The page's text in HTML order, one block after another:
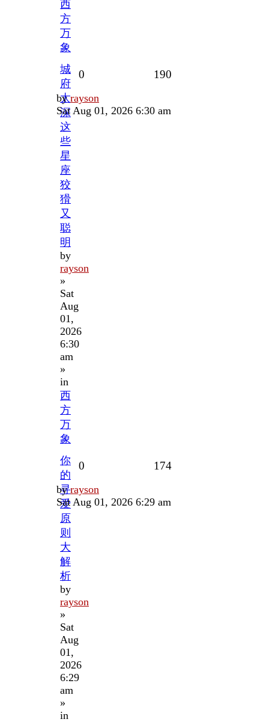
西
方
万
象
城
府
太
深
这
些
星
座
狡
猾
又
聪
明
by
rayson
»
Sat
Aug
01,
2026
6:30
am
»
in
西
方
万
象
0 190
Last
post
byrayson
Sat Aug 01, 2026 6:30 am
你
的
寻
爱
原
则
大
解
析
by
rayson
»
Sat
Aug
01,
2026
6:29
am
»
in
0 174Views
Last
post
byrayson
Sat Aug 01, 2026 6:29 am